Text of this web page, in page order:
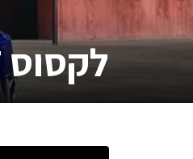
לקסוס CT